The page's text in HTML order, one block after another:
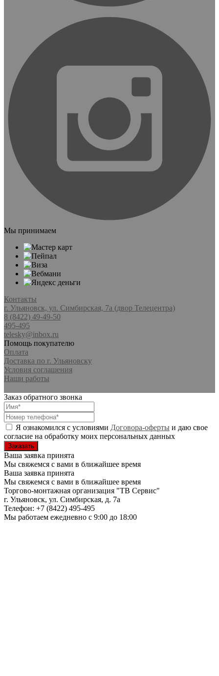
Мы принимаем
Контакты
г. Ульяновск, ул. Симбирская, 7а (двор Телецентра)
8 (8422) 49-49-50
495-495
telesky@inbox.ru
Помощь покупателю
Оплата
Доставка по г. Ульяновску
Условия соглашения
Наши работы
Заказ обратного звонка
Я ознакомился с условиями Договора-оферты и даю свое
согласие на обработку моих персональных данных
Ваша заявка принята
Мы свяжемся с вами в ближайшее время
Ваша заявка принята
Мы свяжемся с вами в ближайшее время
Торгово-монтажная организация "ТВ Сервис"
г. Ульяновск, ул. Симбирская, д. 7а
Телефон: +7 (8422) 495-495
Мы работаем ежедневно с 9:00 до 18:00